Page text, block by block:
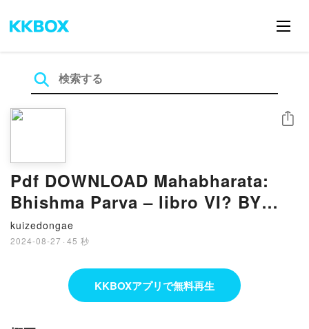
Pdf DOWNLOAD Mahabharata:
Bhishma Parva – libro VI? BY
Krishna-Dwaipayana Vyasa
kuizedongae
2024-08-27 · 45 秒
シェア
KKBOXアプリで無料再生